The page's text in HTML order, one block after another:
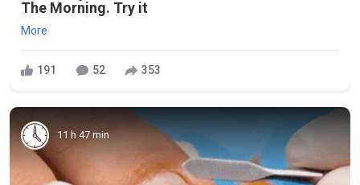
The Morning. Try it
More
191 52 353
11 h 47 min